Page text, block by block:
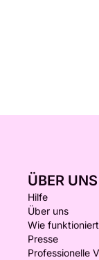
ÜBER UNS
Hilfe
Über uns
Wie
Presse
Professionelle